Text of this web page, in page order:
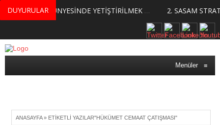
DUYURULAR MERKEZİMİZ BÜNYESİNDE YETİŞTİRİLMEK ÜZERE GÖNÜLLÜ ÜLKE MASASI UZMANI VE UZMAN ADAYLARI ARIYORUZ
Menüler ≡
ANASAYFA» ETIKETLI YAZILAR"HÜKÜMET CEMAAT ÇATIŞMASI"